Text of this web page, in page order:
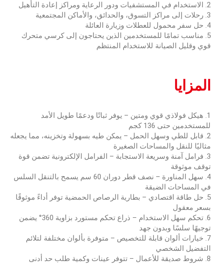
2. الاستخدام في المستشفيات ودور الرعاية ومراكز إعادة التأهيل
3. رحلات إلى مراكز التسوق، والحدائق، والأماكن المجتمعية
4. حل سفر محمول للعطلات وزيارة العائلة
5. مناسب تمامًا للمستخدمين الذين يحتاجون إلى كرسي متحرك
قوي وقليل الصيانة للاستخدام المنتظم
المزايا
1. هيكل فولاذي قوي ومتين – يوفر ثباتًا ودعمًا طويل الأمد
للمستخدمين حتى 136 كجم
2. قابل للطي وسهل الحمل – يمكن طيه بسهولة وتخزينه، مما يجعله
مثاليًا للنقل والمساحات الصغيرة
3. فرامل آمنة وسريعة الاستجابة – الفرامل الإلكترونية تضمن قوة
توقف موثوقة
4. سهل المناورة – نصف قطر دوران 60 سم يسمح بالتنقل السلس
في المساحات الضيقة
5. حل طاقة اقتصادي – بطارية الرصاص الحمضية توفر أداءً موثوقًا
بسعر معقول
6. تحكم سهل الاستخدام – ذراع تحكم مستورد بزاوية 360° يضمن
توجيهًا سلسًا وبدون جهد
7. خيارات ألوان قابلة للتخصيص – متوفرة بألوان مختلفة لتلائم
التفضيل الشخصي
8. شروط صديقة للأعمال – تتوفر عينات وكمية طلب حد أدنى